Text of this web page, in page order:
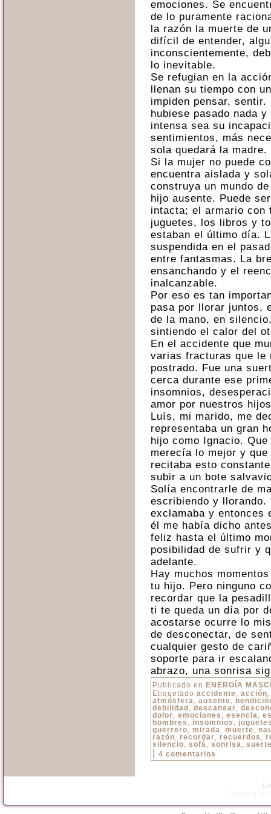
emociones. Se
de lo puramente
la razón la muerte de
difícil de entender,
inconscientemente,
lo inevitable.
Se refugian en la
llenan su tiempo con
impiden pensar,
hubiese pasado nada
intensa sea su
sentimientos, más
sola quedará la madre.
Si la mujer no puede
encuentra aislada y
construya un mundo
hijo ausente. Puede
intacta; el armario con
juguetes, los libros y
estaban el último día.
suspendida en el
entre fantasmas. La
ensanchando y el
inalcanzable.
Por eso es tan
pasa por llorar juntos,
de la mano, en
sintiendo el calor del
En el accidente que
varias fracturas que le
postrado. Fue una
cerca durante ese
insomnios,
amor por nuestros
Luís, mi marido, me
representaba un gran
hijo como Ignacio.
merecía lo mejor y
recitaba esto
subir a un bote
Solía encontrarle de
escribiendo y llorando.
exclamaba y entonces
él me había dicho
feliz hasta el último
posibilidad de sufrir y
adelante.
Hay muchos
tu hijo. Pero ninguno
recordar que la
ti te queda un día por
acostarse ocurre lo
de desconectar, de
cualquier gesto de
soporte para ir
abrazo, una sonrisa
Publicado en ENERGÍA
Etiquetado accidente, acción
atmósfera, ausente,
debilidad , descansar,
dolor, emociones , esencia,
hombres , insomnios ,
guerrero, mirada, muerte,
razón, recordar, recuerdos ,
silencio, sofá, sonrisa,
4 comentarios